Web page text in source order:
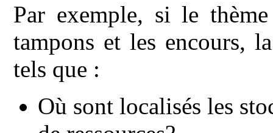
Par exemple, si le
tampons et les encours,
tels que :
Où sont localisés les